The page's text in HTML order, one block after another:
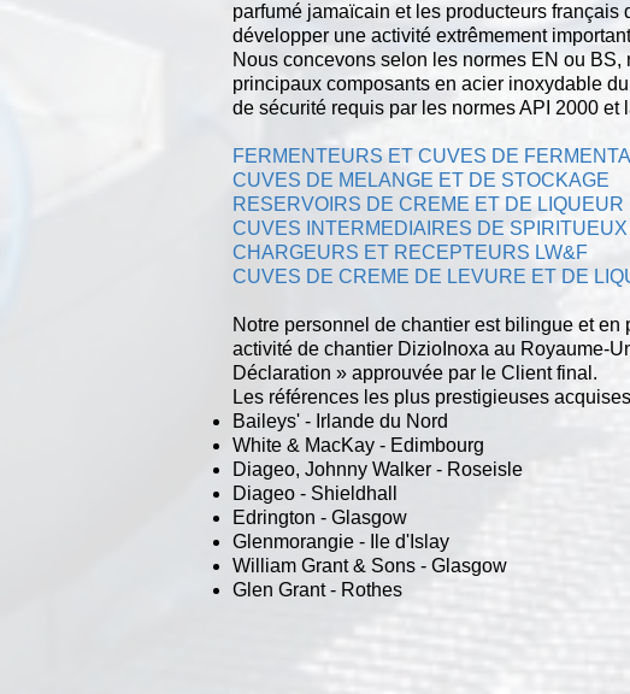
parfumé jamaïcain et les producteurs
développer une activité extrêmement
Nous concevons selon les normes EN ou
principaux composants en acier inoxydable
de sécurité requis par les normes API 2000 et
FERMENTEURS ET CUVES DE
CUVES DE MELANGE ET DE STOCKAGE
RESERVOIRS DE CREME ET DE LIQUEUR
CUVES INTERMEDIAIRES DE SPIRITUEUX
CHARGEURS ET RECEPTEURS LW&F
CUVES DE CREME DE LEVURE ET DE
Notre personnel de chantier est bilingue et
activité de chantier DizioInoxa au Royaume-
Déclaration » approuvée par le Client final.
Les références les plus prestigieuses
Baileys' - Irlande du Nord
White & MacKay - Edimbourg
Diageo, Johnny Walker - Roseisle
Diageo - Shieldhall
Edrington - Glasgow
Glenmorangie - Ile d'Islay
William Grant & Sons - Glasgow
Glen Grant - Rothes